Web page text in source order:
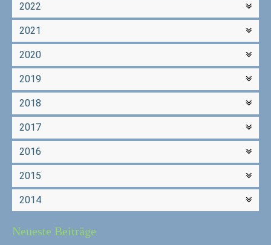
2022
2021
2020
2019
2018
2017
2016
2015
2014
Neueste Beiträge